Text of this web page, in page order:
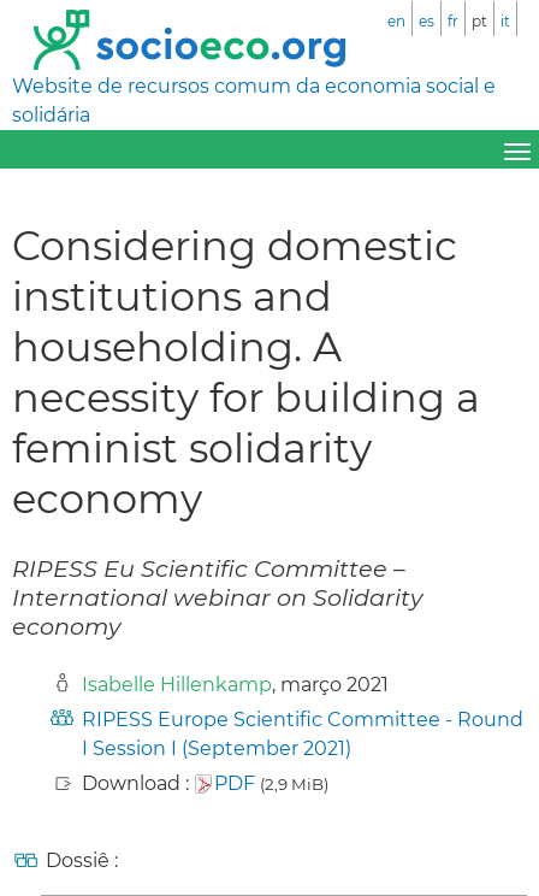
Website de recursos comum da economia social e
solidária
en es fr pt it
Considering domestic
institutions and
householding. A
necessity for building a
feminist solidarity
economy
RIPESS Eu Scientific Committee –
International webinar on Solidarity
economy
Isabelle Hillenkamp, março 2021
RIPESS Europe Scientific Committee - Round
I Session I (September 2021)
Download :
PDF (2,9 MiB)
Dossiê :